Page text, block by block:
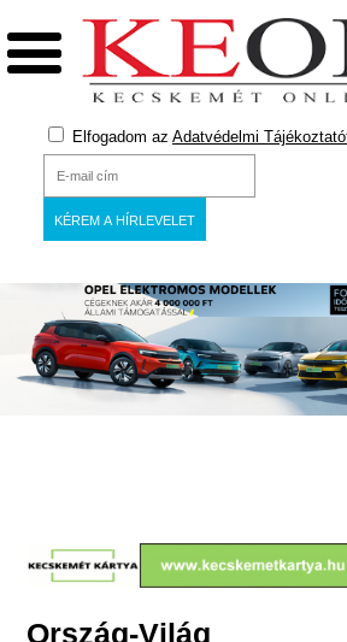
Elfogadom az Adatvédelmi
Ország-Világ